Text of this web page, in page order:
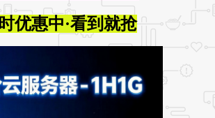
优惠中·看到就抢